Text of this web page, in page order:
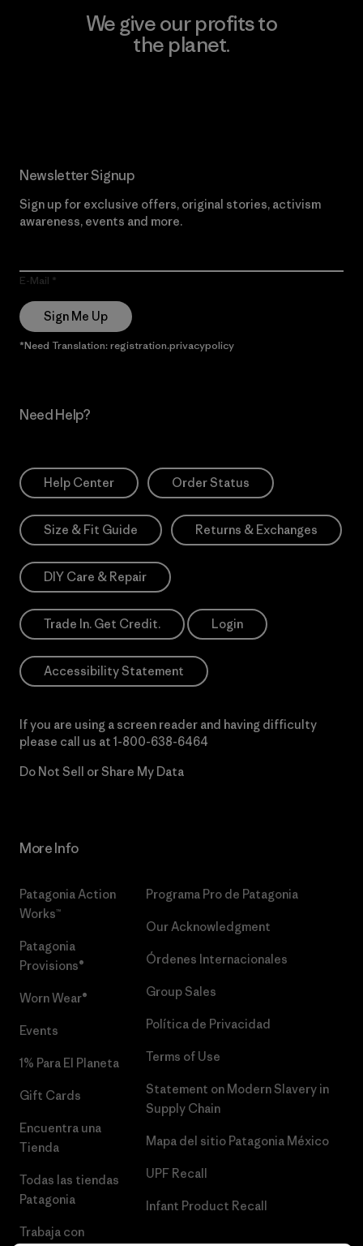
We give our profits to
the planet.
Newsletter Signup
Sign up for exclusive offers, original stories, activism
awareness, events and more.
E-Mail
Sign Me Up
*Need Translation: registration.privacypolicy
Need Help?
Help Center Order Status
Size & Fit Guide Returns & Exchanges
DIY Care & Repair
Trade In. Get Credit. Login
Accessibility Statement
If you are using a screen reader and having difficulty
please call us at 1-800-638-6464
Do Not Sell or Share My Data
More Info
Patagonia Action
Works™
Patagonia
Provisions®
Worn Wear®
Events
1% Para El Planeta
Gift Cards
Encuentra una
Tienda
Todas las tiendas
Patagonia
Trabaja con
Programa Pro de Patagonia
Our Acknowledgment
Órdenes Internacionales
Group Sales
Política de Privacidad
Terms of Use
Statement on Modern Slavery in
Supply Chain
Mapa del sitio Patagonia México
UPF Recall
Infant Product Recall